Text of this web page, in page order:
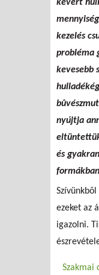
kevert
kezelés
probléma
kevesebb
nyújtja
és
Szívünkbõl
ezeket az
igazolni.
Szakmai